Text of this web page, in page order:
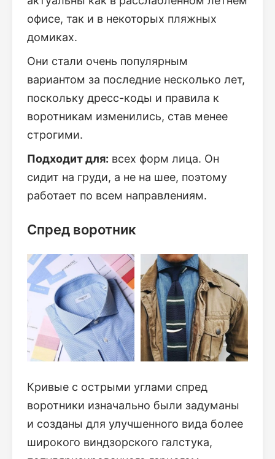
офисе, так и в некоторых пляжных
домиках.
Они стали очень популярным
вариантом за последние несколько лет,
поскольку дресс-коды и правила к
воротникам изменились, став менее
строгими.
Подходит для: всех форм лица. Он
сидит на груди, а не на шее, поэтому
работает по всем направлениям.
Спред воротник
Кривые с острыми углами спред
воротники изначально были задуманы
и созданы для улучшенного вида более
широкого виндзорского галстука,